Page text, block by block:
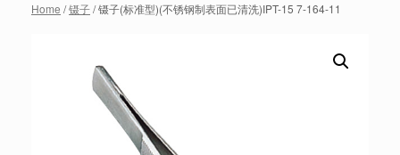
Home /镊子/ 镊子(标准型)(不锈钢制表面已清洗)IPT-15 7-164-11